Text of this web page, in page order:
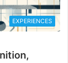
EXPERIENCES